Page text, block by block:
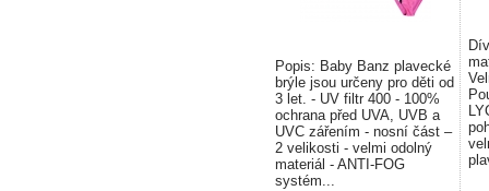
Popis: Baby Banz plavecké
brýle jsou určeny pro děti od
3 let. - UV filtr 400 - 100%
ochrana před UVA, UVB a
UVC zářením - nosní část –
2 velikosti - velmi odolný
materiál - ANTI-FOG
systém...